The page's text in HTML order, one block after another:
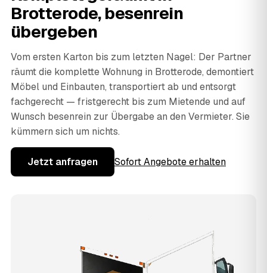
Brotterode, besenrein
übergeben
Vom ersten Karton bis zum letzten Nagel: Der Partner
räumt die komplette Wohnung in Brotterode, demontiert
Möbel und Einbauten, transportiert ab und entsorgt
fachgerecht — fristgerecht bis zum Mietende und auf
Wunsch besenrein zur Übergabe an den Vermieter. Sie
kümmern sich um nichts.
Jetzt anfragen Sofort Angebote erhalten